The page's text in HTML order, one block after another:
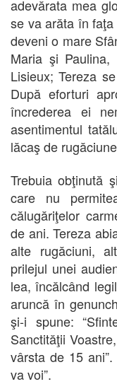
adevărata mea
se va arăta în
deveni o mare
Maria şi
Lisieux; Tereza
După eforturi
încrederea ei
asentimentul
lăcaş de
Trebuia obţinută
care nu
călugăriţelor
de ani. Tereza
alte rugăciuni,
prilejul unei
lea, încălcând
aruncă în
şi-i spune:
Sanctităţii
vârsta de 15
va voi”.